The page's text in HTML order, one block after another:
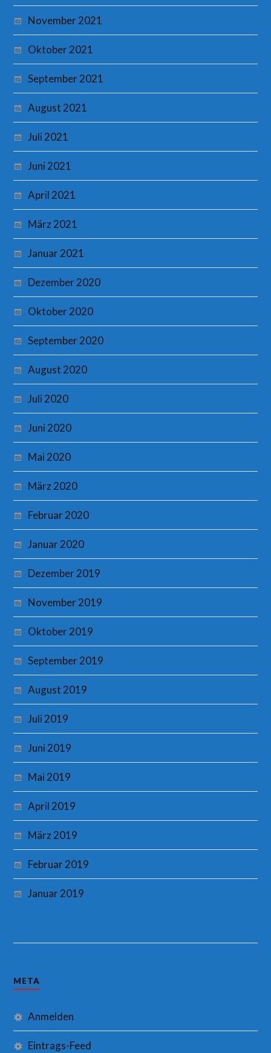
November 2021
Oktober 2021
September 2021
August 2021
Juli 2021
Juni 2021
April 2021
März 2021
Januar 2021
Dezember 2020
Oktober 2020
September 2020
August 2020
Juli 2020
Juni 2020
Mai 2020
März 2020
Februar 2020
Januar 2020
Dezember 2019
November 2019
Oktober 2019
September 2019
August 2019
Juli 2019
Juni 2019
Mai 2019
April 2019
März 2019
Februar 2019
Januar 2019
META
Anmelden
Eintrags-Feed